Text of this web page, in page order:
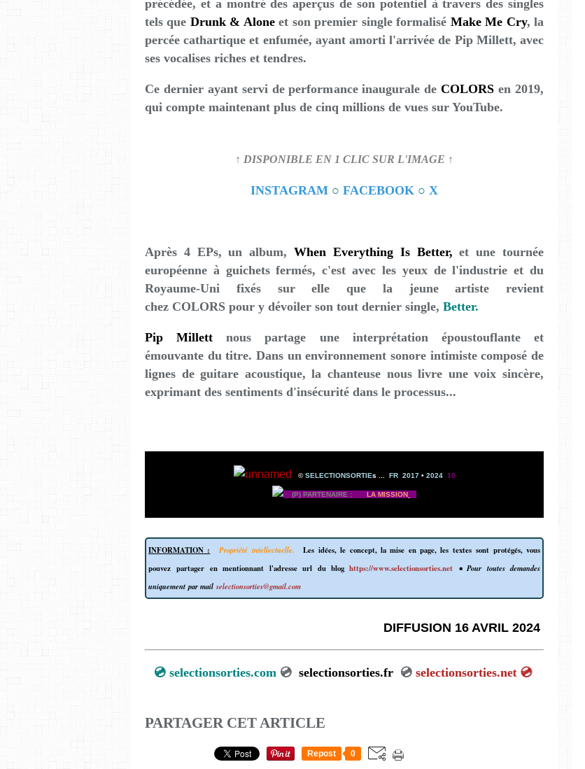
précédée, et a montré des aperçus de son potentiel à travers des singles
tels que Drunk & Aloneet son premier single formalisé Make Me Cry, la
percée cathartique et enfumée, ayant amorti l'arrivée de Pip Millett, avec
ses vocalises riches et tendres.
Ce dernier ayant servi de performance inaugurale deCOLORS en 2019,
qui compte maintenant plus de cinq millions de vues sur YouTube.
↑ DISPONIBLE EN 1 CLIC SUR L'IMAGE ↑
INSTAGRAM ○ FACEBOOK ○ X
Après 4 EPs, un album,When Everything Is Better,et une tournée
européenne à guichets fermés, c'est avec les yeux de l'industrie et du
Royaume-Uni fixés sur elle que la jeune artiste revient
chez COLORS pour y dévoiler son tout dernier single, Better.
Pip Millett nous partage une interprétation époustouflante et
émouvante du titre. Dans un environnement sonore intimiste composé de
lignes de guitare acoustique, la chanteuse nous livre une voix sincère,
exprimant des sentiments d'insécurité dans le processus...
© SELECTIONSORTIEs FR 2017 • 2024 10
(P) PARTENAIRE : LA MISSION
INFORMATION : Propriété intellectuelle.
Les idées, le concept, la mise en page, les textes sont protégés, vous
pouvez partager en mentionnant l'adresse url du blog https://www.selectionsorties.net • Pour toutes demandes
uniquement par mail selectionsorties@gmail.com
DIFFUSION 16 AVRIL 2024
💿selectionsorties.com💿 selectionsorties.fr 💿selectionsorties.net💿
PARTAGER CET ARTICLE
Repost 0